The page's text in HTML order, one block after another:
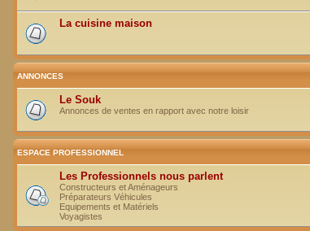
La cuisine maison
ANNONCES
Le Souk
Annonces de ventes en rapport avec notre loisir
ESPACE PROFESSIONNEL
Les Professionnels nous parlent
Constructeurs et Aménageurs
Préparateurs Véhicules
Equipements et Matériels
Voyagistes